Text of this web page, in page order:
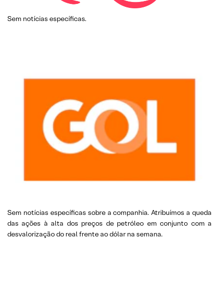
Sem notícias específicas.
Sem notícias específicas sobre a companhia. Atribuímos a queda
das ações à alta dos preços de petróleo em conjunto com a
desvalorização do real frente ao dólar na semana.